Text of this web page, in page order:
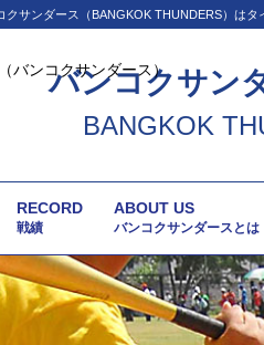
クサンダース（BANGKOK THUNDERS）は
バンコクサン
BANGKOK
RECORD
戦績
ABOUT US
バンコクサンダースとは